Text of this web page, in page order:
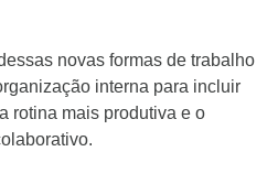
novas formas de trabalho
interna para incluir
rotina mais produtiva e o